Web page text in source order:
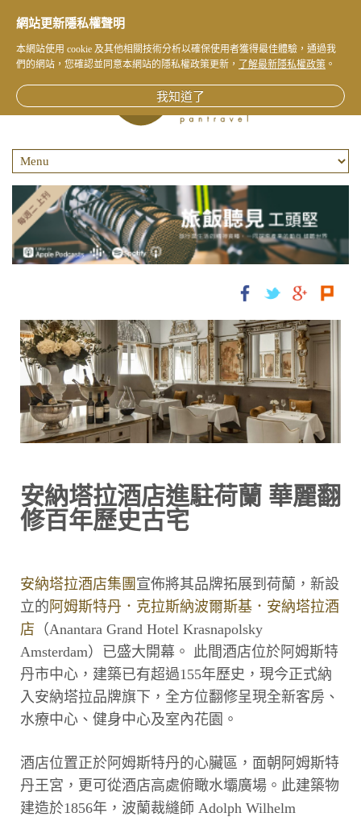
安納塔拉酒店進駐荷蘭 華麗翻
修百年歷史古宅
安納塔拉酒店集團 宣佈將其品牌拓展到荷蘭，新設
立的 阿姆斯特丹．克拉斯納波爾斯基．安納塔拉酒
店 （Anantara Grand Hotel Krasnapolsky
Amsterdam）已盛大開幕。 此間酒店位於阿姆斯特
丹市中心，建築已有超過155年歷史，現今正式納
入安納塔拉品牌旗下，全方位翻修呈現全新客房、
水療中心、健身中心及室內花園。
酒店位置正於阿姆斯特丹的心臟區，面朝阿姆斯特
丹王宮，更可從酒店高處俯瞰水壩廣場。此建築物
建造於1856年，波蘭裁縫師 Adolph Wilhelm
網站更新隱私權聲明
本網站使用 cookie 及其他相關技術分析以確保使用者獲得最佳體驗，通過我
們的網站，您確認並同意本網站的隱私權政策更新，
了解最新隱私權政策 。
我知道了